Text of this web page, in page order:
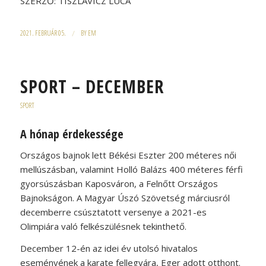
2021. FEBRUÁR 05. / BYEM
SPORT – DECEMBER
SPORT
A hónap érdekessége
Országos bajnok lett Békési Eszter 200 méteres női
mellúszásban, valamint Holló Balázs 400 méteres férfi
gyorsúszásban Kaposváron, a Felnőtt Országos
Bajnokságon. A Magyar Úszó Szövetség márciusról
decemberre csúsztatott versenye a 2021-es
Olimpiára való felkészülésnek tekinthető.
December 12-én az idei év utolsó hivatalos
eseményének a karate fellegvára, Eger adott otthont.